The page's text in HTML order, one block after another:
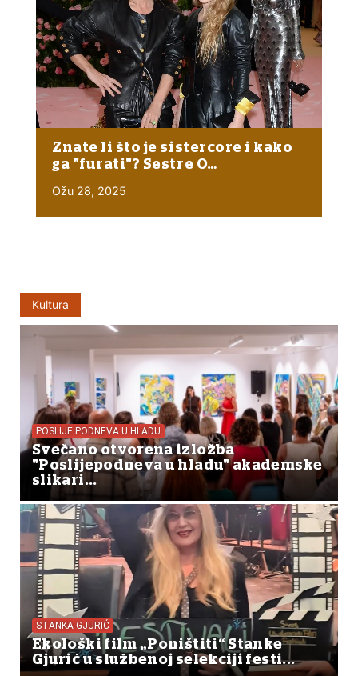
Znate li što je sistercore i kako
ga "furati"? Sestre O…
Ožu 28, 2025
Kultura
POSLIJE PODNEVA U HLADU
Svečano otvorena izložba
"Poslijepodneva u hladu" akademske
slikari...
STANKA GJURIĆ
Ekološki film „Poništiti“ Stanke
Gjurić u službenoj selekciji festi...